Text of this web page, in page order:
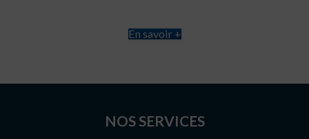
En savoir +
NOS SERVICES